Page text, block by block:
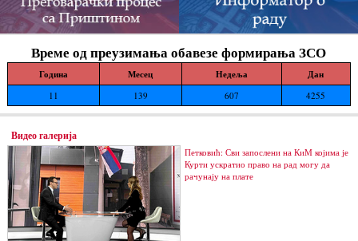
Време од преузимања обавезе формирања ЗСО
Година Месец Недеља Дан
11 139 607 4255
Видео галерија
Петковић: Сви запослени на КиМ којима је
Курти ускратио право на рад могу да
рачунају на плате